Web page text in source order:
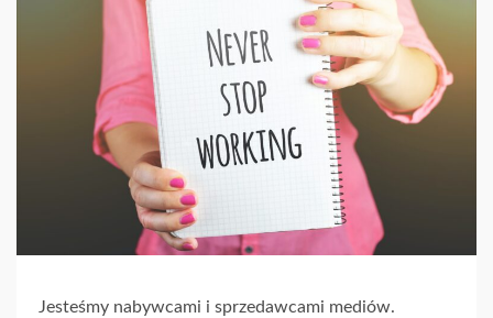
Jesteśmy nabywcami i sprzedawcami mediów.